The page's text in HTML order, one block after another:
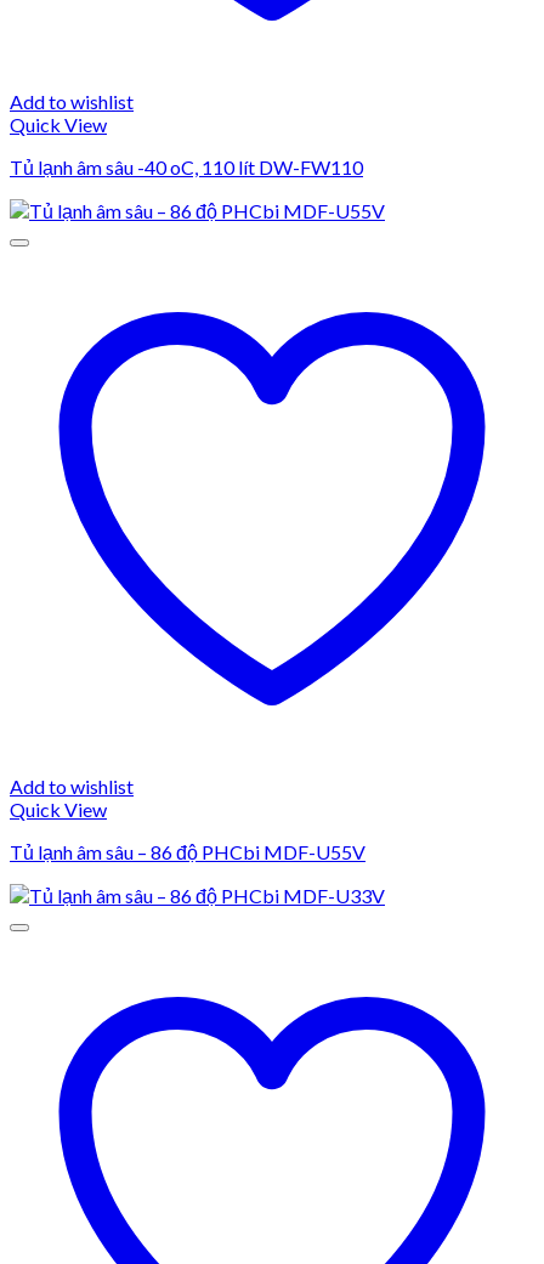
Add to wishlist
Quick View
Tủ lạnh âm sâu -40 oC, 110 lít DW-FW110
Add to wishlist
Quick View
Tủ lạnh âm sâu – 86 độ PHCbi MDF-U55V